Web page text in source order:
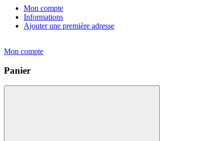
Mon compte
Informations
Ajouter une première adresse
Mon compte
Panier